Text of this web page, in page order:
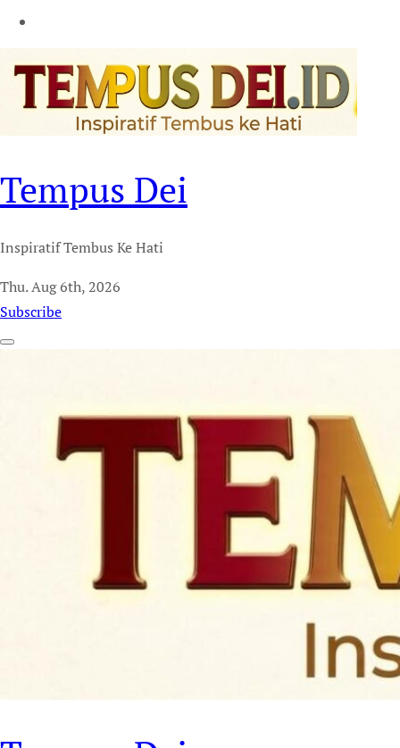
Tempus Dei
Inspiratif Tembus Ke Hati
Thu. Aug 6th, 2026
Subscribe